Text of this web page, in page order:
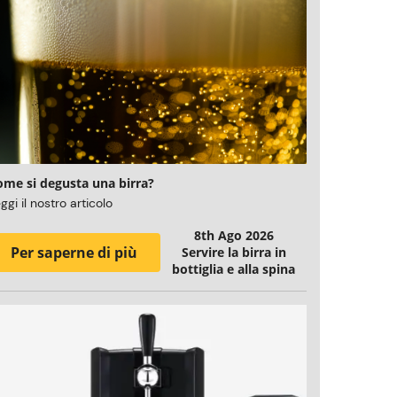
si degusta una birra?
il nostro articolo
Per saperne di più
8th Ago 2026
Servire la birra in
bottiglia e alla spina